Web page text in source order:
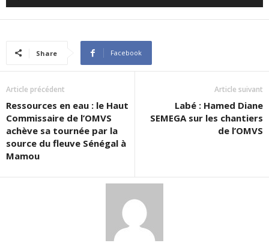
Share Facebook
Article précédent
Ressources en eau : le Haut
Commissaire de l’OMVS
achève sa tournée par la
source du fleuve Sénégal à
Mamou
Article suivant
Labé : Hamed Diane
SEMEGA sur les chantiers
de l’OMVS